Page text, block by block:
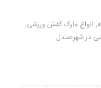
, انواع مارک کفش ورزشی,
در شهرصندل